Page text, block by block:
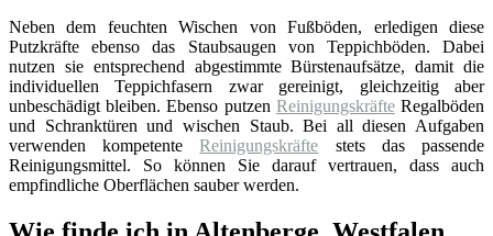
Neben dem feuchten Wischen von Fußböden, erledigen diese
Putzkräfte ebenso das Staubsaugen von Teppichböden. Dabei
nutzen sie entsprechend abgestimmte Bürstenaufsätze, damit die
individuellen Teppichfasern zwar gereinigt, gleichzeitig aber
unbeschädigt bleiben. Ebenso putzen ReinigungskräfteRegalböden
und Schranktüren und wischen Staub. Bei all diesen Aufgaben
verwenden kompetenteReinigungskräfte stets das passende
Reinigungsmittel. So können Sie darauf vertrauen, dass auch
empfindliche Oberflächen sauber werden.